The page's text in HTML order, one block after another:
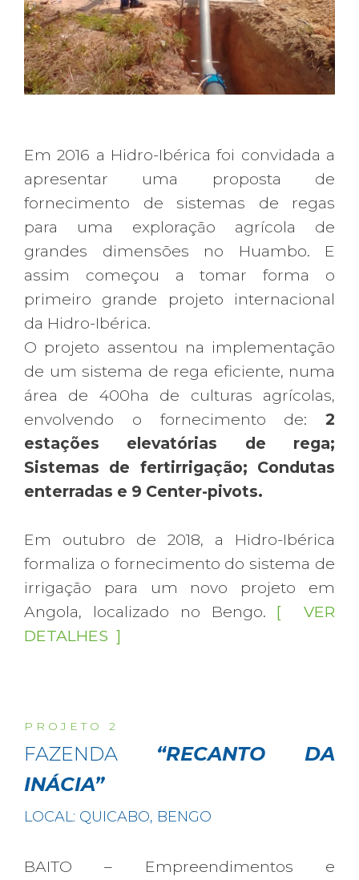
Em 2016 a Hidro-Ibérica foi convidada a
apresentar uma proposta de
fornecimento de sistemas de regas
para uma exploração agrícola de
grandes dimensões no Huambo. E
assim começou a tomar forma o
primeiro grande projeto internacional
da Hidro-Ibérica.
O projeto assentou na implementação
de um sistema de rega eficiente, numa
área de 400ha de culturas agrícolas,
envolvendo o fornecimento de: 2
estações elevatórias de rega;
Sistemas de fertirrigação; Condutas
enterradas e 9 Center-pivots.
Em outubro de 2018, a Hidro-Ibérica
formaliza o fornecimento do sistema de
irrigação para um novo projeto em
Angola, localizado no Bengo. [ VER
DETALHES ]
P R O J E T O 2
FAZENDA “RECANTO DA
INÁCIA”
LOCAL: QUICABO, BENGO
BAITO – Empreendimentos e